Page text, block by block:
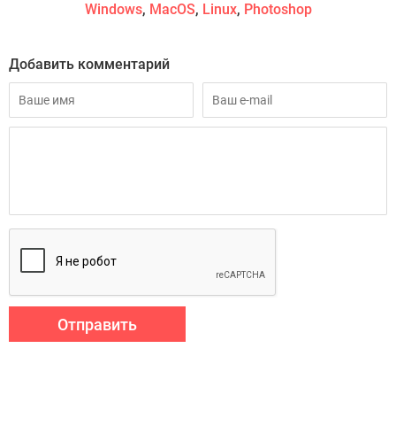
Windows, MacOS, Linux, Photoshop
Добавить комментарий
Отправить